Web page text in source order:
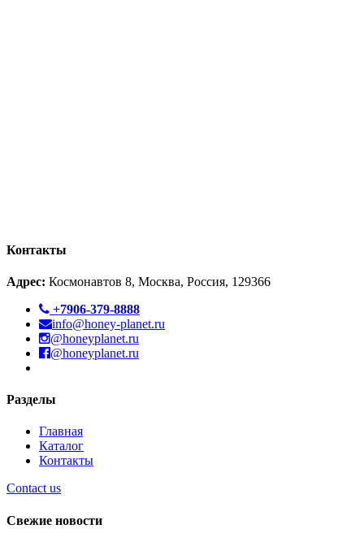
Контакты
Адрес: Космонавтов 8, Москва, Россия, 129366
+7906-379-8888
info@honey-planet.ru
@honeyplanet.ru
@honeyplanet.ru
Разделы
Главная
Каталог
Контакты
Contact us
Свежие новости